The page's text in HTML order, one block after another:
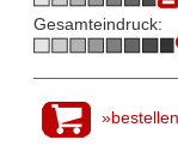
Gesamteindruck: